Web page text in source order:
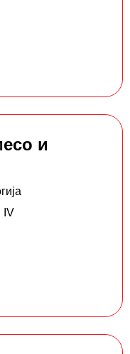
и
IV